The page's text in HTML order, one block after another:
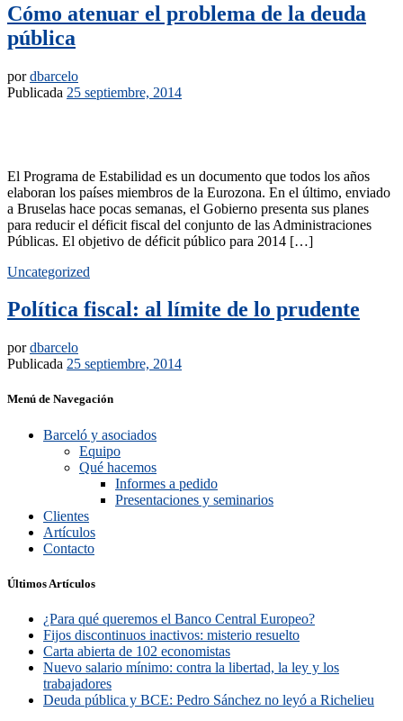
Cómo atenuar el problema de la deuda
pública
pordbarcelo
Publicada 25 septiembre, 2014
El Programa de Estabilidad es un documento que todos los años
elaboran los países miembros de la Eurozona. En el último, enviado
a Bruselas hace pocas semanas, el Gobierno presenta sus planes
para reducir el déficit fiscal del conjunto de las Administraciones
Públicas. El objetivo de déficit público para 2014 […]
Uncategorized
Política fiscal: al límite de lo prudente
pordbarcelo
Publicada 25 septiembre, 2014
Menú de Navegación
Barceló y asociados
Equipo
Qué hacemos
Informes a pedido
Presentaciones y seminarios
Clientes
Artículos
Contacto
Últimos Artículos
¿Para qué queremos el Banco Central Europeo?
Fijos discontinuos inactivos: misterio resuelto
Carta abierta de 102 economistas
Nuevo salario mínimo: contra la libertad, la ley y los
trabajadores
Deuda pública y BCE: Pedro Sánchez no leyó a Richelieu